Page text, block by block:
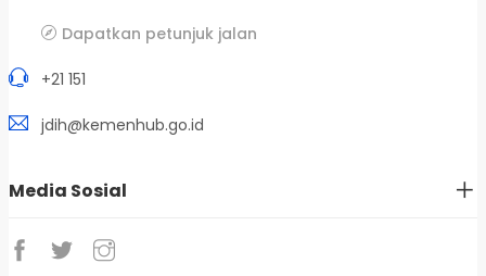
Dapatkan petunjuk jalan
+21 151
jdih@kemenhub.go.id
Media Sosial